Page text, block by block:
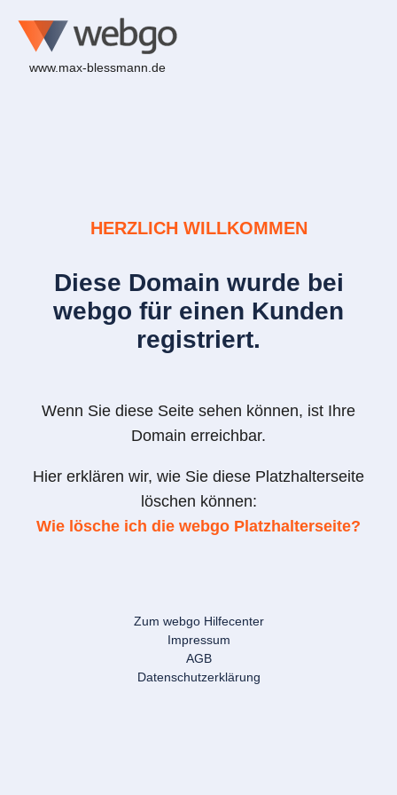
www.max-blessmann.de
HERZLICH WILLKOMMEN
Diese Domain wurde bei
webgo für einen Kunden
registriert.
Wenn Sie diese Seite sehen können, ist Ihre
Domain erreichbar.
Hier erklären wir, wie Sie diese Platzhalterseite
löschen können:
Wie lösche ich die webgo Platzhalterseite?
Zum webgo Hilfecenter
Impressum
AGB
Datenschutzerklärung